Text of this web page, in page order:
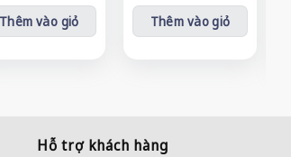
Thêm vào giỏ Thêm vào giỏ
Hỗ trợ khách hàng